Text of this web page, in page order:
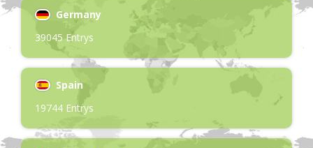
Germany
39045 Entrys
Spain
19744 Entrys